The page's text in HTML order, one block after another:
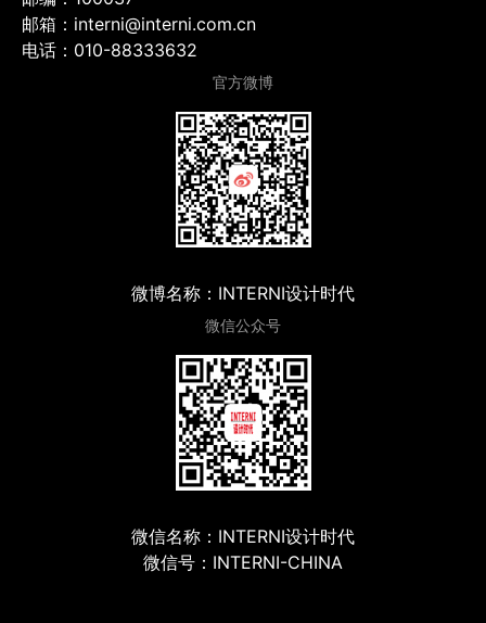
邮箱：interni@interni.com.cn
电话：010-88333632
官方微博
微博名称：INTERNI设计时代
微信公众号
微信名称：INTERNI设计时代
微信号：INTERNI-CHINA